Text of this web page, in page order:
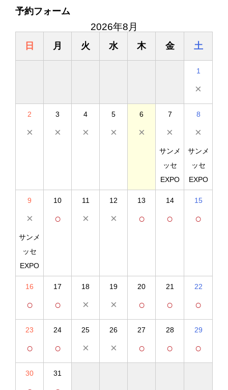
予約フォーム
2026年8月
日 月 火 水 木 金 土
1
×
2
×
3
×
4
×
5
×
6
×
7
×
サンメ
ッセ
EXPO
8
×
サンメ
ッセ
EXPO
9
×
サンメ
ッセ
EXPO
10
○
11
×
12
×
13
○
14
○
15
○
16
○
17
○
18
×
19
×
20
○
21
○
22
○
23
○
24
○
25
×
26
×
27
○
28
○
29
○
30 31